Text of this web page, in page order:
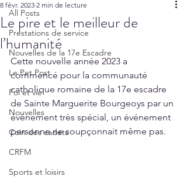
All Posts
Prestations de service
Nouvelles de la 17e Escadre
Le Pet Post
Foi et vie
Nouvelles
Coin des cadets
CRFM
Sports et loisirs
Le pire et le meilleur de
l’humanité
8 févr. 2023 2 min de lecture
Cette nouvelle année 2023 a
commencé pour la communauté
catholique romaine de la 17e escadre
de Sainte Marguerite Bourgeoys par un
événement très spécial, un événement
personne ne soupçonnait même pas.